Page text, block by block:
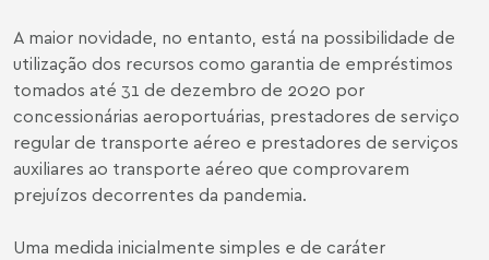
A maior novidade, no entanto, está na possibilidade de
utilização dos recursos como garantia de empréstimos
tomados até 31 de dezembro de 2020 por
concessionárias aeroportuárias, prestadores de serviço
regular de transporte aéreo e prestadores de serviços
auxiliares ao transporte aéreo que comprovarem
prejuízos decorrentes da pandemia.
Uma medida inicialmente simples e de caráter